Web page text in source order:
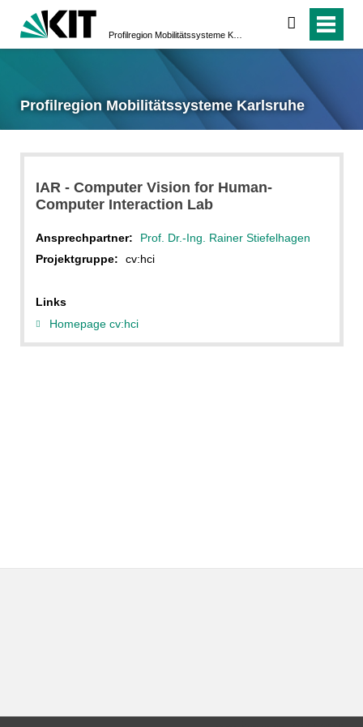
suchen
Profilregion Mobilitätssysteme Karlsruhe
IAR - Computer Vision for Human-
Computer Interaction Lab
Ansprechpartner:
Prof. Dr.-Ing. Rainer Stiefelhagen
Projektgruppe:
cv:hci
Links
Homepage cv:hci